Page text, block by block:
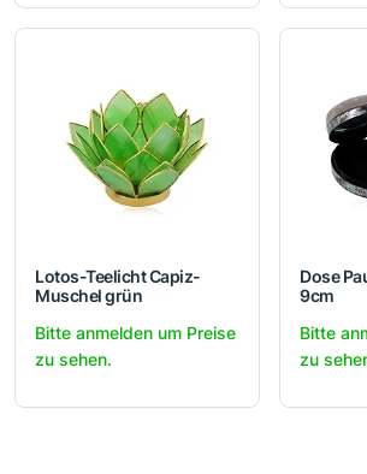
Lotos-Teelicht Capiz-
Muschel grün
Bitte anmelden um Preise
zu sehen.
Dose
9cm
Bitte
zu